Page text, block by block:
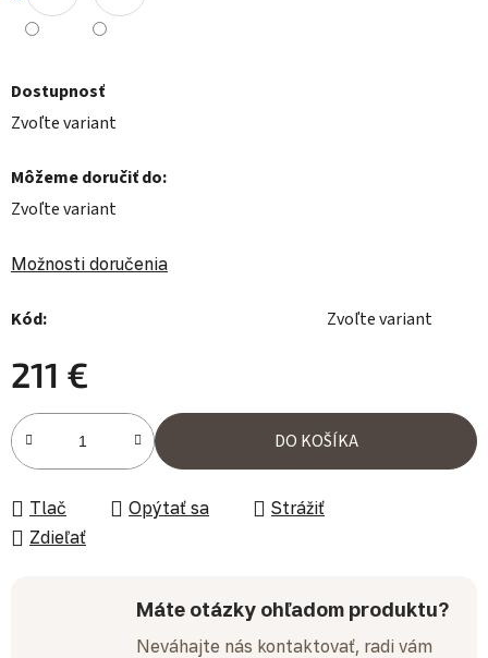
Dostupnosť
Zvoľte variant
Môžeme doručiť do:
Zvoľte variant
Možnosti doručenia
Kód: Zvoľte variant
211 €
Jednotková cena:
DO KOŠÍKA
Tlač Opýtať sa
Strážiť
Zdieľať
Máte otázky ohľadom produktu?
Neváhajte nás kontaktovať, radi vám